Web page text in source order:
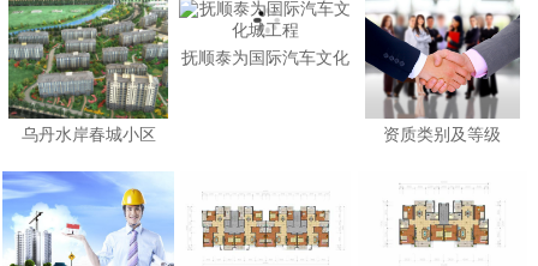
乌丹水岸春城小区
抚顺泰为国际汽车文化
资质类别及等级